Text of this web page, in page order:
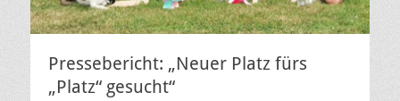
Pressebericht: „Neuer Platz fürs
„Platz“ gesucht“